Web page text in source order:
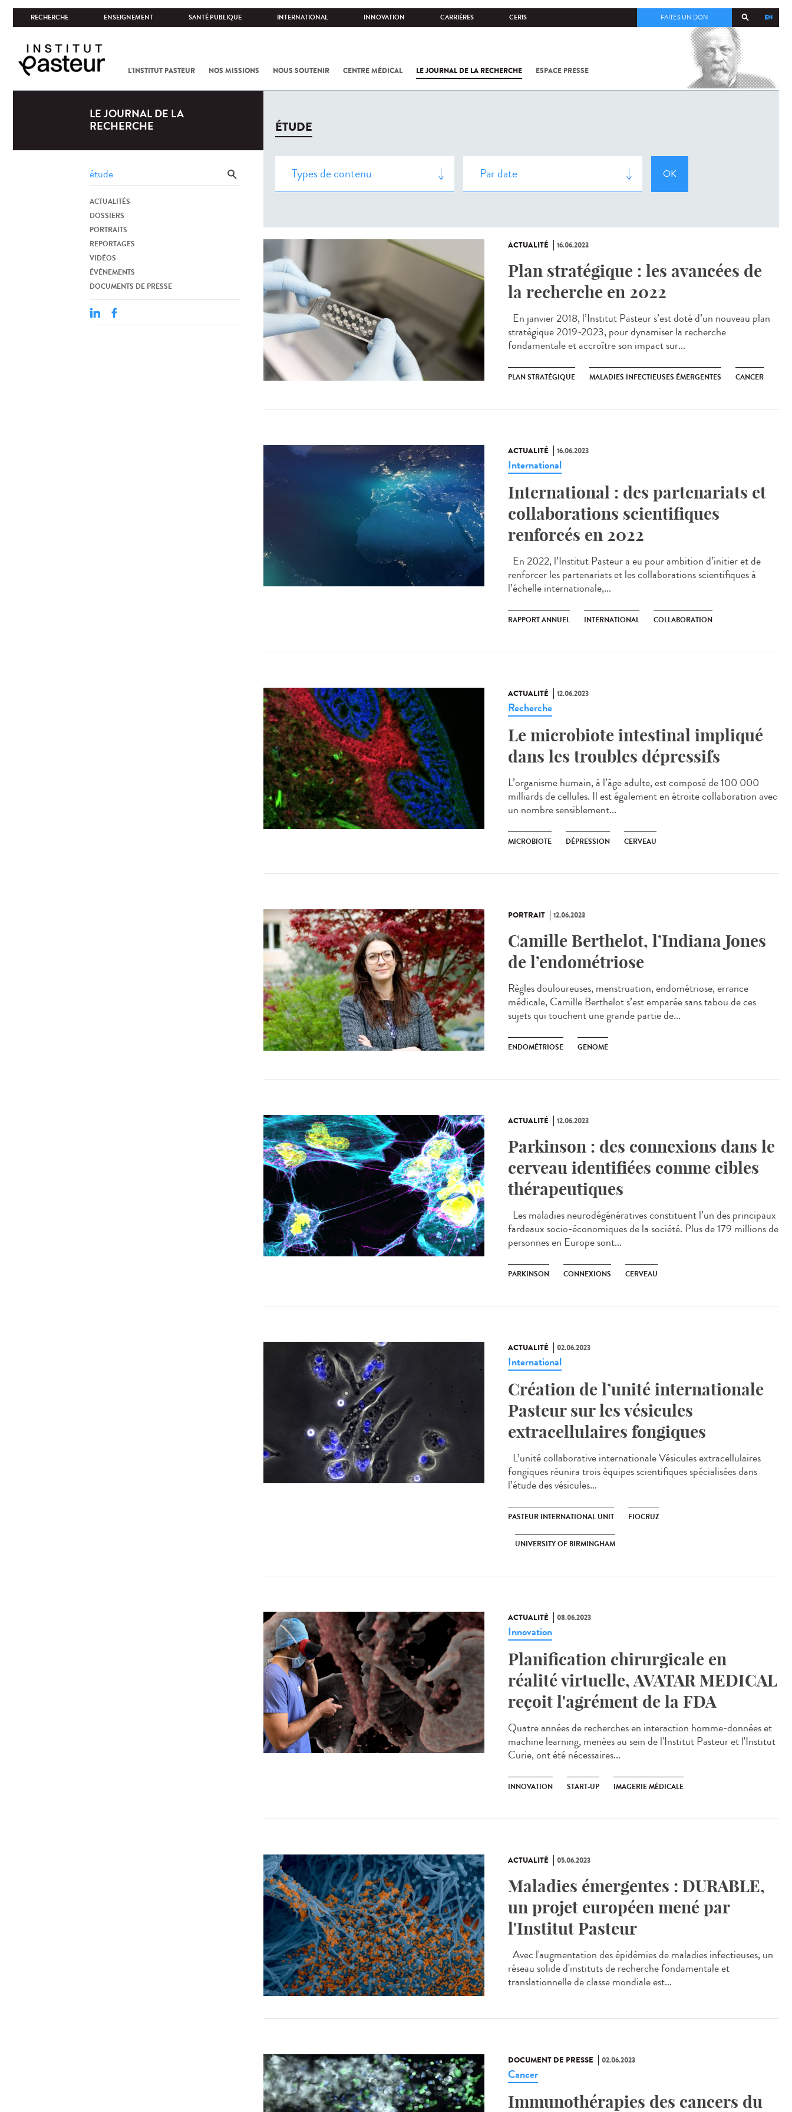
RECHERCHE ENSEIGNEMENT SANTÉ PUBLIQUE INTERNATIONAL INNOVATION CARRIÈRES CERIS EN
FAITES UN DON
L'INSTITUT PASTEUR NOS MISSIONS NOUS SOUTENIR CENTRE MÉDICAL LE JOURNAL DE LA RECHERCHE ESPACE PRESSE
COV-2 /
LE JOURNAL DE LA
RECHERCHE
ACTUALITÉS
DOSSIERS
PORTRAITS
REPORTAGES
VIDÉOS
ÉVÉNEMENTS
DOCUMENTS DE PRESSE
ÉTUDE
ACTUALITÉ 16.06.2023
Plan stratégique : les avancées de
la recherche en 2022
En janvier 2018, l’Institut Pasteur s’est doté d’un nouveau plan
stratégique 2019-2023, pour dynamiser la recherche
fondamentale et accroître son impact sur...
PLAN STRATÉGIQUE MALADIES INFECTIEUSES ÉMERGENTES CANCER
ACTUALITÉ 16.06.2023
International
International : des partenariats et
collaborations scientifiques
renforcés en 2022
En 2022, l’Institut Pasteur a eu pour ambition d’initier et de
renforcer les partenariats et les collaborations scientifiques à
l’échelle internationale,...
RAPPORT ANNUEL INTERNATIONAL COLLABORATION
ACTUALITÉ 12.06.2023
Recherche
Le microbiote intestinal impliqué
dans les troubles dépressifs
L’organisme humain, à l’âge adulte, est composé de 100 000
milliards de cellules. Il est également en étroite collaboration avec
un nombre sensiblement...
MICROBIOTE DÉPRESSION CERVEAU
PORTRAIT 12.06.2023
Camille Berthelot, l’Indiana Jones
de l’endométriose
Règles douloureuses, menstruation, endométriose, errance
médicale, Camille Berthelot s’est emparée sans tabou de ces
sujets qui touchent une grande partie de...
ENDOMÉTRIOSE GENOME
ACTUALITÉ 12.06.2023
Parkinson : des connexions dans le
cerveau identifiées comme cibles
thérapeutiques
Les maladies neurodégénératives constituent l’un des principaux
fardeaux socio-économiques de la société. Plus de 179 millions de
personnes en Europe sont...
PARKINSON CONNEXIONS CERVEAU
ACTUALITÉ 02.06.2023
International
Création de l’unité internationale
Pasteur sur les vésicules
extracellulaires fongiques
L’unité collaborative internationale Vésicules extracellulaires
fongiques réunira trois équipes scientifiques spécialisées dans
l’étude des vésicules...
PASTEUR INTERNATIONAL UNIT FIOCRUZ
UNIVERSITY OF BIRMINGHAM
ACTUALITÉ 08.06.2023
Innovation
Planification chirurgicale en
réalité virtuelle, AVATAR MEDICAL
reçoit l'agrément de la FDA
Quatre années de recherches en interaction homme-données et
machine learning, menées au sein de l'Institut Pasteur et l'Institut
Curie, ont été nécessaires...
INNOVATION START-UP IMAGERIE MÉDICALE
ACTUALITÉ 05.06.2023
Maladies émergentes : DURABLE,
un projet européen mené par
l'Institut Pasteur
Avec l'augmentation des épidémies de maladies infectieuses, un
réseau solide d'instituts de recherche fondamentale et
translationnelle de classe mondiale est...
DOCUMENT DE PRESSE 02.06.2023
Cancer
Immunothérapies des cancers du